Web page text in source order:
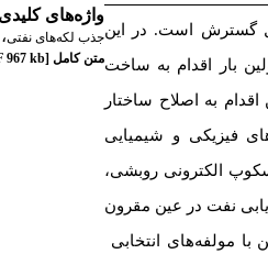
گسترش است. در این
بار اقدام به ساخت
اقدام به اصلاح ساختار
فیزیکی و شیمیایی
الکترونی روبشی،
نفت در عین مقرون
با مولفه‌های انتخابی
واژه‌های
جذب‌ لکه‌های نفتی،
متن کامل [PDF 967 kb]